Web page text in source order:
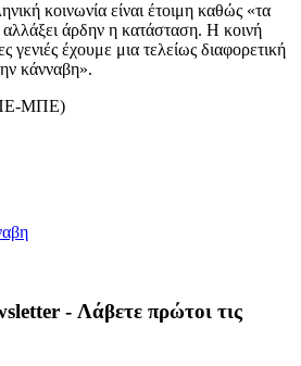
κοινωνία είναι έτοιμη καθώς «τα
αλλάξει άρδην η κατάσταση. Η κοινή
γενιές έχουμε μια τελείως διαφορετική
κάνναβη».
ΜΠΕ)
- Λάβετε πρώτοι τις